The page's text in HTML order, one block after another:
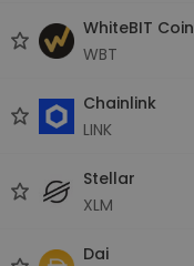
WhiteBIT Coin
WBT
Chainlink
LINK
Stellar
XLM
Dai